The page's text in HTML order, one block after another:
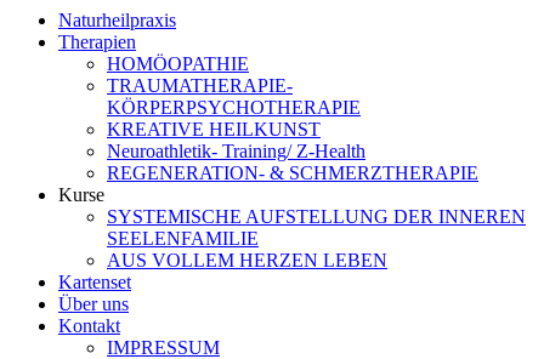
Naturheilpraxis
Therapien
HOMÖOPATHIE
TRAUMATHERAPIE-
KÖRPERPSYCHOTHERAPIE
KREATIVE HEILKUNST
Neuroathletik- Training/ Z-Health
REGENERATION- & SCHMERZTHERAPIE
Kurse
SYSTEMISCHE AUFSTELLUNG DER INNEREN
SEELENFAMILIE
AUS VOLLEM HERZEN LEBEN
Kartenset
Über uns
Kontakt
IMPRESSUM